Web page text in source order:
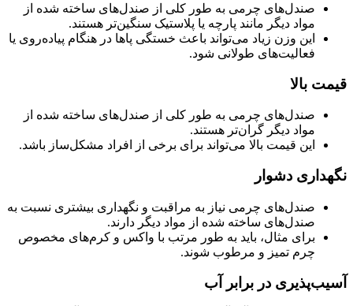
صندل‌های چرمی به طور کلی از صندل‌های ساخته شده از
مواد دیگر مانند پارچه یا پلاستیک سنگین‌تر هستند.
این وزن زیاد می‌تواند باعث خستگی پاها در هنگام پیاده‌روی یا
فعالیت‌های طولانی شود.
قیمت بالا
صندل‌های چرمی به طور کلی از صندل‌های ساخته شده از
مواد دیگر گران‌تر هستند.
این قیمت بالا می‌تواند برای برخی از افراد مشکل‌ساز باشد.
نگهداری دشوار
صندل‌های چرمی نیاز به مراقبت و نگهداری بیشتری نسبت به
صندل‌های ساخته شده از مواد دیگر دارند.
برای مثال، باید به طور مرتب با واکس و کرم‌های مخصوص
چرم تمیز و مرطوب شوند.
آسیب‌پذیری در برابر آب